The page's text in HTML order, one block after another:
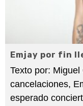
Emjay por fin
Texto por:
cancelaciones,
esperado